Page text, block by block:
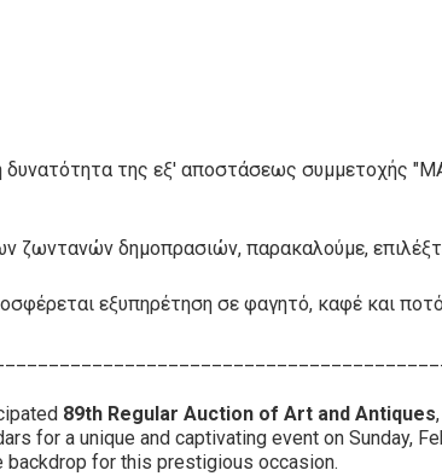
δυνατότητα της εξ' αποστάσεως συμμετοχής
ζωντανών δημοπρασιών, παρακαλούμε,
εξυπηρέτηση σε φαγητό, καφέ και
89th Regular Auction of Art and Antiques
for a unique and captivating event on Sunday,
for this prestigious occasion.